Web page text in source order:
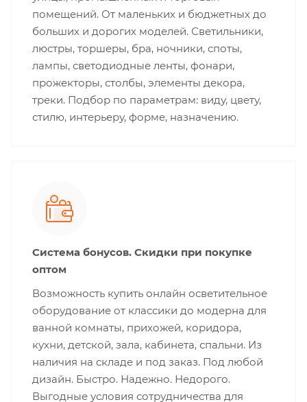
помещений. От маленьких и бюджетных до
больших и дорогих моделей. Светильники,
люстры, торшеры, бра, ночники, споты,
лампы, светодиодные ленты, фонари,
прожекторы, столбы, элементы декора,
треки. Подбор по параметрам: виду, цвету,
стилю, интерьеру, форме, назначению.
Система бонусов. Скидки при покупке
оптом
Возможность купить онлайн осветительное
оборудование от классики до модерна для
ванной комнаты, прихожей, коридора,
кухни, детской, зала, кабинета, спальни. Из
наличия на складе и под заказ. Под любой
дизайн. Быстро. Надежно. Недорого.
Выгодные условия сотрудничества для